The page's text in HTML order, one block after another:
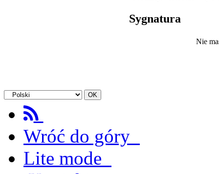
Sygnatura
Nie
Wróć do góry
Lite mode